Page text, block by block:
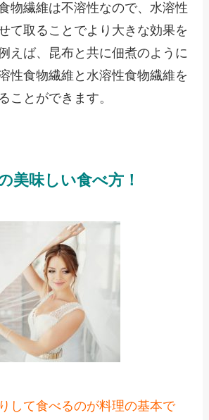
物繊維は不溶性なので、水溶性
て取ることでより大きな効果を
えば、昆布と共に佃煮のように
性食物繊維と水溶性食物繊維を
ことができます。
美味しい食べ方！
して食べるのが料理の基本で